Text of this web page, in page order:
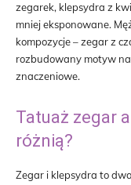
zegarek, klepsydra z
mniej eksponowane.
kompozycje – zegar z
rozbudowany motyw na
znaczeniowe.
Tatuaż zegar
różnią?
Zegar i klepsydra to